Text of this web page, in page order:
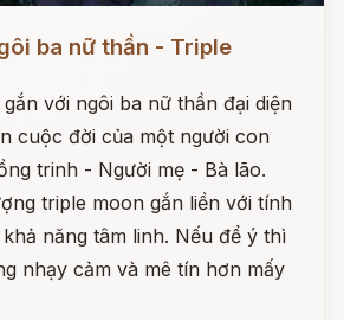
ba nữ thần - Triple
với ngôi ba nữ thần đại diện
cuộc đời của một người con
trinh - Người mẹ - Bà lão.
triple moon gắn liền với tính
năng tâm linh. Nếu để ý thì
nhạy cảm và mê tín hơn mấy